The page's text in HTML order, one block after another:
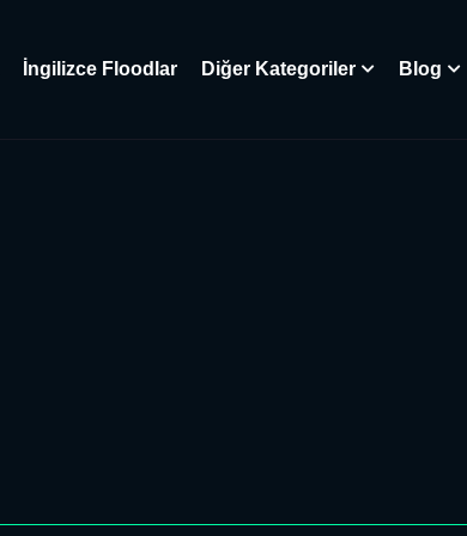
İngilizce Floodlar Diğer Kategoriler Blog